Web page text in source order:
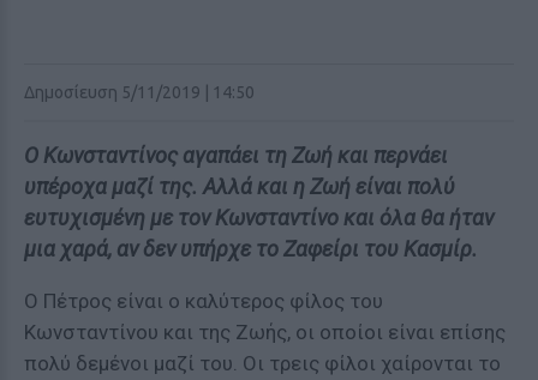
Δημοσίευση 5/11/2019 | 14:50
Ο Κωνσταντίνος αγαπάει τη Ζωή και περνάει
υπέροχα μαζί της. Αλλά και η Ζωή είναι πολύ
ευτυχισμένη με τον Κωνσταντίνο και όλα θα ήταν
μια χαρά, αν δεν υπήρχε το Ζαφείρι του Κασμίρ.
Ο Πέτρος είναι ο καλύτερος φίλος του
Κωνσταντίνου και της Ζωής, οι οποίοι είναι επίσης
πολύ δεμένοι μαζί του. Οι τρεις φίλοι χαίρονται το